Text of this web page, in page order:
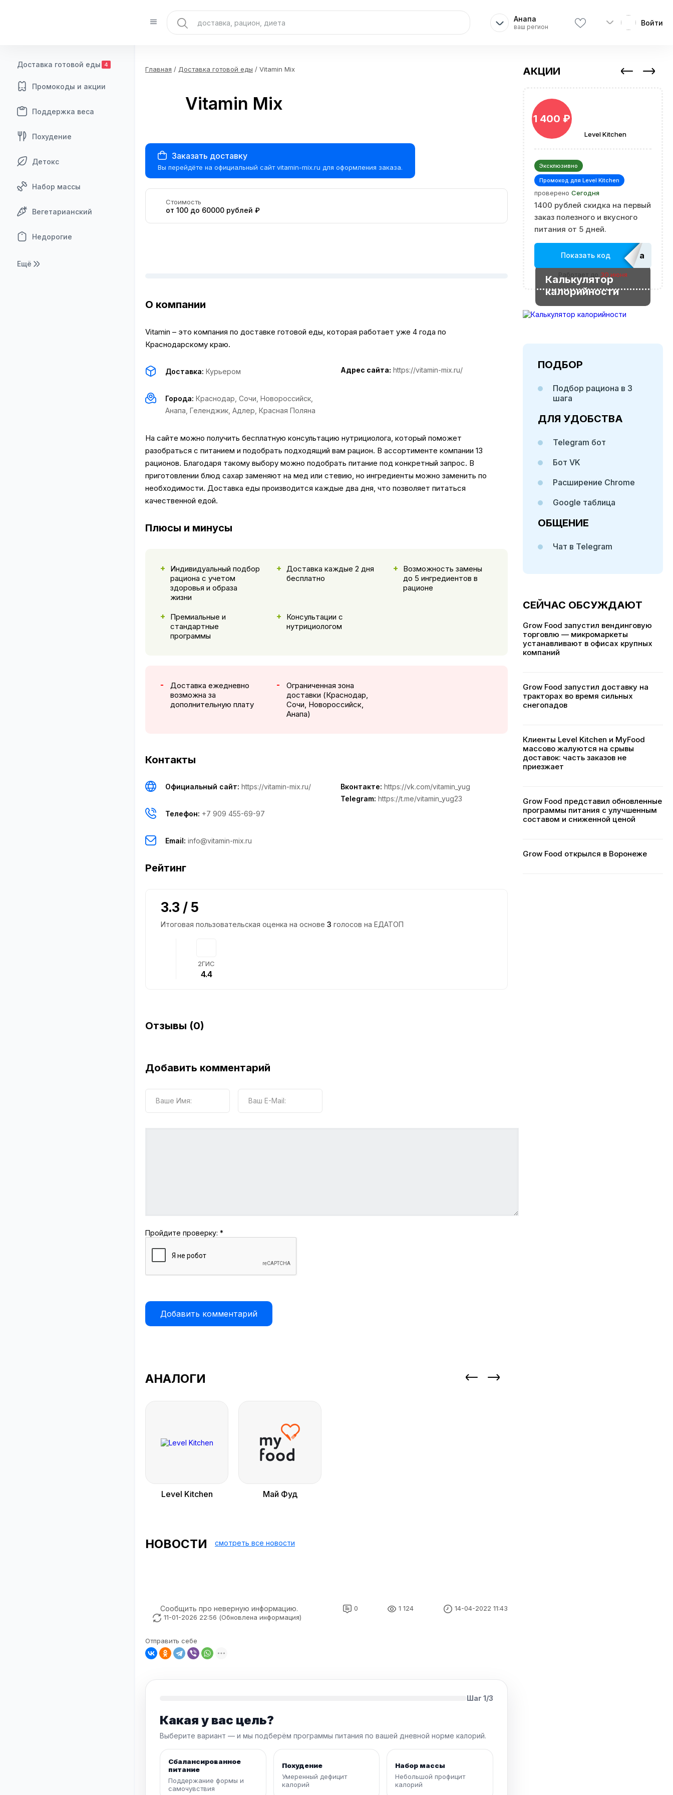
Анапа
ваш регион Войти
Доставка готовой еды 4
Промокоды и акции
Поддержка веса
Похудение
Детокс
Набор массы
Вегетарианский
Недорогие
Ещё
Главная / Доставка готовой еды / Vitamin Mix
Vitamin Mix
Заказать доставку
Вы перейдёте на официальный сайт vitamin-mix.ru для оформления заказа.
Стоимость
от 100 до 60000 рублей ₽
О компании
Vitamin – это компания по доставке готовой еды, которая работает уже 4 года по
Краснодарскому краю.
Доставка: Курьером
Города: Краснодар Сочи Новороссийск
Анапа Геленджик Адлер Красная Поляна
Адрес сайта: https://vitamin-mix.ru/
На сайте можно получить бесплатную консультацию нутрициолога, который поможет
разобраться с питанием и подобрать подходящий вам рацион. В ассортименте компании 13
рационов. Благодаря такому выбору можно подобрать питание под конкретный запрос. В
приготовлении блюд сахар заменяют на мед или стевию, но ингредиенты можно заменить по
необходимости. Доставка еды производится каждые два дня, что позволяет питаться
качественной едой.
Плюсы и минусы
Индивидуальный подбор
рациона с учетом
здоровья и образа
жизни
Доставка каждые 2 дня
бесплатно
Возможность замены
до 5 ингредиентов в
рационе
Премиальные и
стандартные
программы
Консультации с
нутрициологом
Доставка ежедневно
возможна за
дополнительную плату
Ограниченная зона
доставки (Краснодар,
Сочи, Новороссийск,
Анапа)
Контакты
Официальный сайт: https://vitamin-mix.ru/
Телефон: +7 909 455-69-97
Email: info@vitamin-mix.ru
Вконтакте: https://vk.com/vitamin_yug
Telegram: https://t.me/vitamin_yug23
Рейтинг
3.3 / 5
Итоговая пользовательская оценка на основе 3 голосов на ЕДАТОП
2ГИС
4.4
Отзывы (0)
Добавить комментарий
Пройдите проверку: *
АНАЛОГИ
Level Kitchen Май Фуд
НОВОСТИ смотреть все новости
Сообщить про неверную информацию. 0 1 124
14-04-2022 11:43
11-01-2026 22:56 (Обновлена информация)
Отправить себе
Шаг 1/3
Какая у вас цель?
Выберите вариант — и мы подберём программы питания по вашей дневной норме калорий.
Сбалансированное
питание
Поддержание формы и
самочувствия
Похудение
Умеренный дефицит
калорий
Набор массы
Небольшой профицит
калорий
АКЦИИ
Level Kitchen
1 400 ₽
Эксклюзивно
Промокод для Level Kitchen
проверено Сегодня
1400 рублей скидка на первый
заказ полезного и вкусного
питания от 5 дней.
Показать код
Работает до 30 июня
Калькулятор
калорийности
ПОДБОР
Подбор рациона в 3
шага
ДЛЯ УДОБСТВА
Telegram бот
Бот VK
Расширение Chrome
Google таблица
ОБЩЕНИЕ
Чат в Telegram
СЕЙЧАС ОБСУЖДАЮТ
Grow Food запустил вендинговую
торговлю — микромаркеты
устанавливают в офисах крупных
компаний
Grow Food запустил доставку на
тракторах во время сильных
снегопадов
Клиенты Level Kitchen и MyFood
массово жалуются на срывы
доставок: часть заказов не
приезжает
Grow Food представил обновленные
программы питания с улучшенным
составом и сниженной ценой
Grow Food открылся в Воронеже